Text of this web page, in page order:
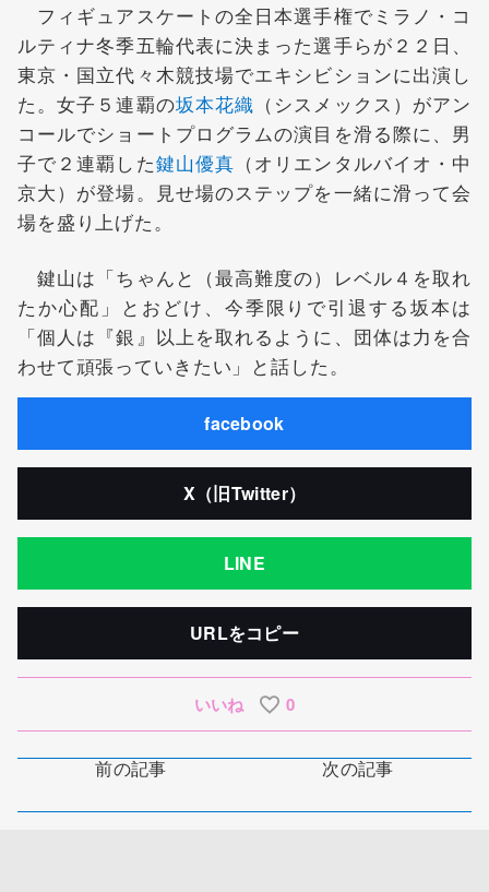
フィギュアスケートの全日本選手権でミラノ・コ
ルティナ冬季五輪代表に決まった選手らが２２日、
東京・国立代々木競技場でエキシビションに出演し
た。女子５連覇の坂本花織 （シスメックス）がアン
コールでショートプログラムの演目を滑る際に、男
子で２連覇した鍵山優真 （オリエンタルバイオ・中
京大）が登場。見せ場のステップを一緒に滑って会
場を盛り上げた。
鍵山は「ちゃんと（最高難度の）レベル４を取れ
たか心配」とおどけ、今季限りで引退する坂本は
「個人は『銀』以上を取れるように、団体は力を合
わせて頑張っていきたい」と話した。
facebook
X（旧Twitter）
LINE
URLをコピー
いいね 0
前の記事 次の記事